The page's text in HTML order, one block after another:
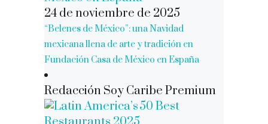
24 de noviembre de 2025
“Belenes de México”: una Navidad
mexicana llena de arte y tradición en
Fundación Casa de México en España
Redacción Soy Caribe Premium